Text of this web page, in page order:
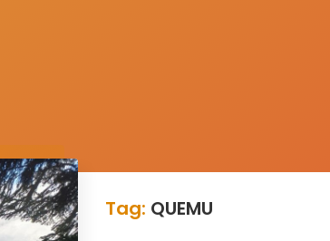
Tag: QUEMU